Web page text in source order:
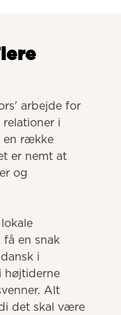
arbejde for
i
en række
er nemt at
og
en snak
i
højtiderne
Alt
det skal være